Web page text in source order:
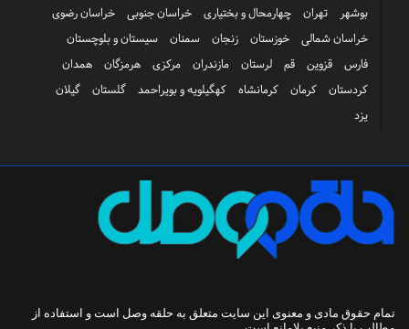
بوشهر
تهران چهارمحال و بختیاری خراسان جنوبی
خراسان رضوی
خراسان شمالی
خوزستان زنجان سمنان
سیستان و بلوچستان
فارس
قزوین قم لرستان مازندران مرکزی هرمزگان
همدان
کردستان
کرمان کرمانشاه کهگیلویه و بویراحمد گلستان
گیلان
یزد
تمام حقوق مادی و معنوی این سایت متعلق به حلقه وصل است و استفاده از